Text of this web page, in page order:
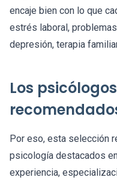
encaje bien con lo que
estrés laboral,
depresión, terapia
Los
Por eso, esta selección
psicología destacados
experiencia,